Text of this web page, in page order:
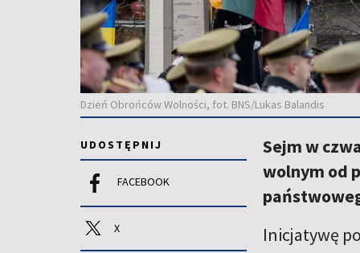
Dzień Obrońców Wolności, fot. BNS/Lukas Balandis
UDOSTĘPNIJ
FACEBOOK
X
Sejm w
wolnym od
Inicjatywę